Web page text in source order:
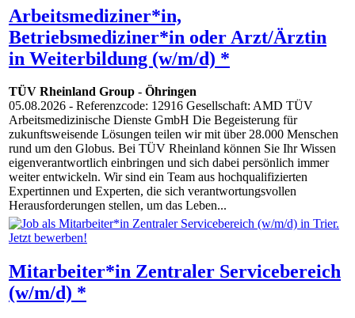
Arbeitsmediziner*in,
Betriebsmediziner*in oder Arzt/Ärztin
in Weiterbildung (w/m/d) *
TÜV Rheinland Group - Öhringen
05.08.2026 - Referenzcode: 12916 Gesellschaft: AMD TÜV
Arbeitsmedizinische Dienste GmbH Die Begeisterung für
zukunftsweisende Lösungen teilen wir mit über 28.000 Menschen
rund um den Globus. Bei TÜV Rheinland können Sie Ihr Wissen
eigenverantwortlich einbringen und sich dabei persönlich immer
weiter entwickeln. Wir sind ein Team aus hochqualifizierten
Expertinnen und Experten, die sich verantwortungsvollen
Herausforderungen stellen, um das Leben...
Mitarbeiter*in Zentraler Servicebereich
(w/m/d) *